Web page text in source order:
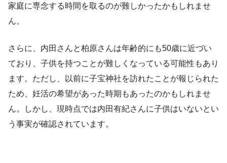
家庭に専念する時間を取るのが難しかったかもしれませ
ん。
さらに、内田さんと柏原さんは年齢的にも50歳に近づい
ており、子供を持つことが難しくなっている可能性もあり
ます。ただし、以前に子宝神社を訪れたことが報じられた
ため、妊活の希望があった時期もあったのかもしれませ
ん。しかし、現時点では内田有紀さんに子供はいないとい
う事実が確認されています。